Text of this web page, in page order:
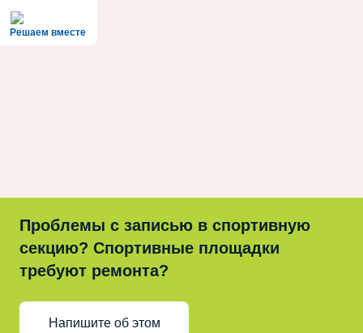
Решаем вместе
Проблемы с записью в спортивную
секцию? Спортивные площадки
требуют ремонта?
Напишите об этом